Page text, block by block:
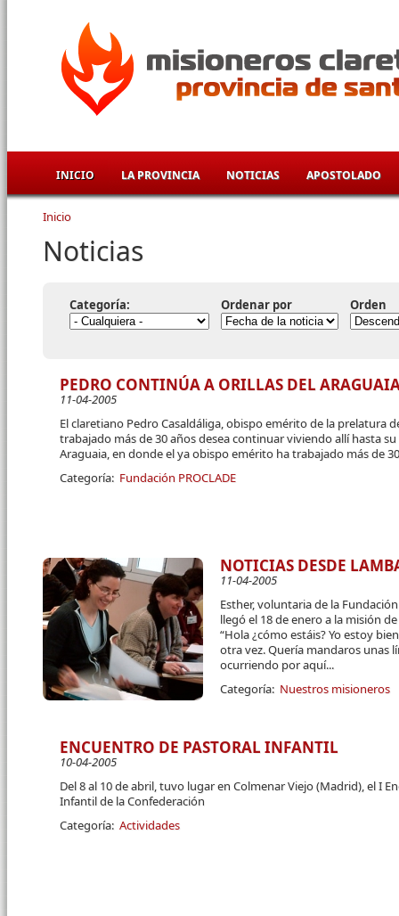
INICIO LA PROVINCIA NOTICIAS APOSTOLADO
Se encuentra usted aquí
Inicio
Noticias
Categoría: Ordenar por Orden
PEDRO CONTINÚA A ORILLAS DEL
11-04-2005
El claretiano Pedro Casaldáliga, obispo emérito de la prelatura
trabajado más de 30 años desea continuar viviendo allí hasta
Araguaia, en donde el ya obispo emérito ha trabajado más de
Categoría: Fundación PROCLADE
NOTICIAS DESDE
11-04-2005
Esther, voluntaria de la
llegó el 18 de enero a la misión
“Hola ¿cómo estáis? Yo estoy
otra vez. Quería mandaros unas
ocurriendo por aquí...
Categoría: Nuestros misioneros
ENCUENTRO DE PASTORAL INFANTIL
10-04-2005
Del 8 al 10 de abril, tuvo lugar en Colmenar Viejo (Madrid), el I
Infantil de la Confederación
Categoría: Actividades